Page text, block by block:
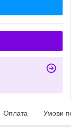
Оплата Умови